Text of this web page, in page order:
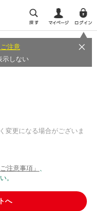
注意
示しない
変更になる場合がございま
注意事項」 、
。
へ